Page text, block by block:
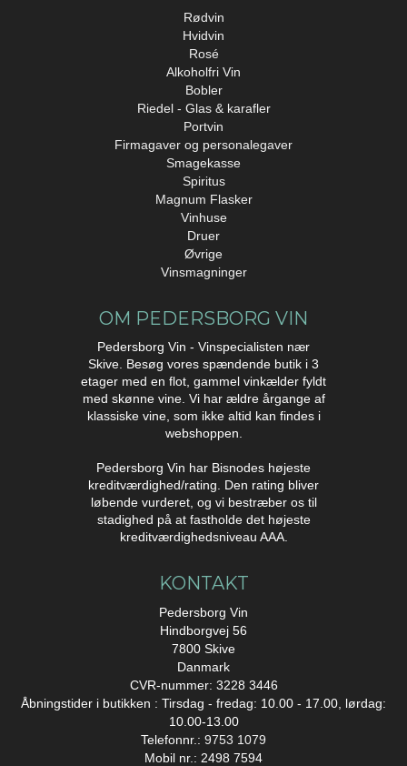
Rødvin
Hvidvin
Rosé
Alkoholfri Vin
Bobler
Riedel - Glas & karafler
Portvin
Firmagaver og personalegaver
Smagekasse
Spiritus
Magnum Flasker
Vinhuse
Druer
Øvrige
Vinsmagninger
OM PEDERSBORG VIN
Pedersborg Vin - Vinspecialisten nær
Skive. Besøg vores spændende butik i 3
etager med en flot, gammel vinkælder fyldt
med skønne vine. Vi har ældre årgange af
klassiske vine, som ikke altid kan findes i
webshoppen.
Pedersborg Vin har Bisnodes højeste
kreditværdighed/rating. Den rating bliver
løbende vurderet, og vi bestræber os til
stadighed på at fastholde det højeste
kreditværdighedsniveau AAA.
KONTAKT
Pedersborg Vin
Hindborgvej 56
7800 Skive
Danmark
CVR-nummer: 3228 3446
Åbningstider i butikken : Tirsdag - fredag: 10.00 - 17.00, lørdag:
10.00-13.00
Telefonnr.: 9753 1079
Mobil nr.: 2498 7594